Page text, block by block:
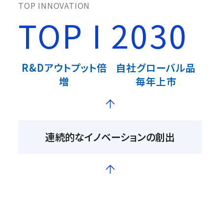
TOP INNOVATION
TOP I 2030
R&Dアウトプット倍
増
自社グローバル品
毎年上市
連続的なイノベーションの創出